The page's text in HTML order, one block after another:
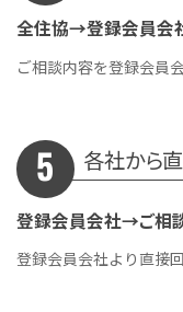
全住協→登録会員会
ご相談内容を登録会員
各社から
登録会員会社→ご相
登録会員会社より直接